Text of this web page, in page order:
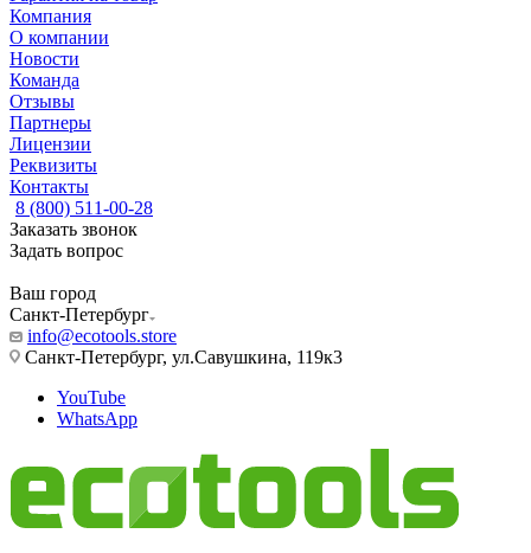
Компания
О компании
Новости
Команда
Отзывы
Партнеры
Лицензии
Реквизиты
Контакты
8 (800) 511-00-28
Заказать звонок
Задать вопрос
Ваш город
Санкт-Петербург
info@ecotools.store
Санкт-Петербург, ул.Савушкина, 119к3
YouTube
WhatsApp